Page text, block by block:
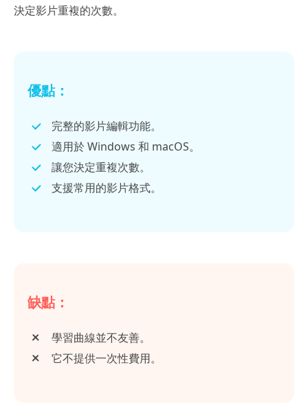
決定影片重複的次數。
優點：
完整的影片編輯功能。
適用於 Windows 和 macOS。
讓您決定重複次數。
支援常用的影片格式。
缺點：
學習曲線並不友善。
它不提供一次性費用。